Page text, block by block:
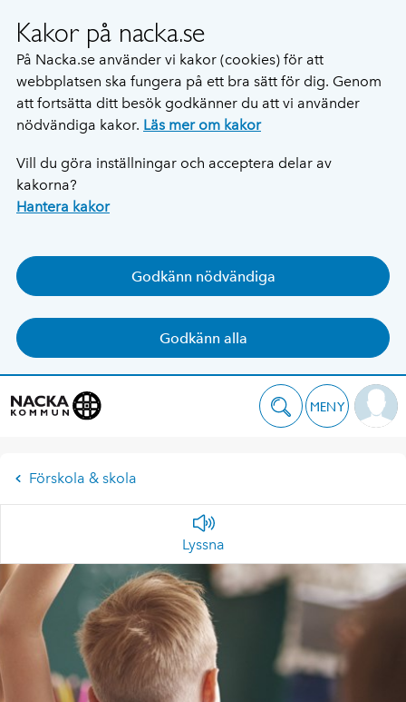
Kakor på nacka.se
På Nacka.se använder vi kakor (cookies) för att
webbplatsen ska fungera på ett bra sätt för dig. Genom
att fortsätta ditt besök godkänner du att vi använder
nödvändiga kakor. Läs mer om kakor
Vill du göra inställningar och acceptera delar av
kakorna?
Hantera kakor
Godkänn nödvändiga
Godkänn alla
MENY
Förskola & skola
Lyssna